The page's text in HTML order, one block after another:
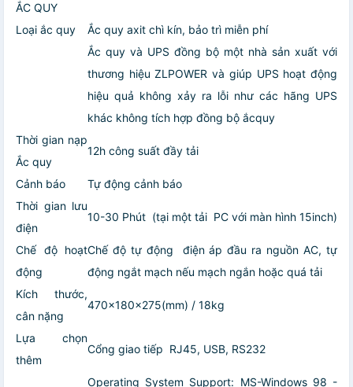
ẮC QUY
Loại ắc quy
Ắc quy axit chì kín, bảo trì miễn phí
Ắc quy và UPS đồng bộ một nhà sản xuất với
thương hiệu ZLPOWER và giúp UPS hoạt động
hiệu quả không xảy ra lỗi như các hãng UPS
khác không tích hợp đồng bộ ắcquy
Thời gian nạp
Ắc quy
12h công suất đầy tải
Cảnh báo
Tự động cảnh báo
Thời gian lưu
điện
10-30 Phút (tại một tải PC với màn hình 15inch)
Chế độ hoạt
động
Chế độ tự động điện áp đầu ra nguồn AC, tự
động ngắt mạch nếu mạch ngắn hoặc quá tải
Kích thước,
cân nặng
470x180x275(mm) / 18kg
Lựa chọn
thêm
Cổng giao tiếp RJ45, USB, RS232
Operating System Support: MS-Windows 98 -